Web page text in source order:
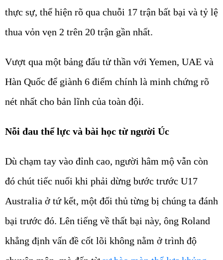
thực sự, thể hiện rõ qua chuỗi 17 trận bất bại và tỷ lệ
thua vỏn vẹn 2 trên 20 trận gần nhất.
Vượt qua một bảng đấu tử thần với Yemen, UAE và
Hàn Quốc để giành 6 điểm chính là minh chứng rõ
nét nhất cho bản lĩnh của toàn đội.
Nỗi đau thể lực và bài học từ người Úc
Dù chạm tay vào đỉnh cao, người hâm mộ vẫn còn
đó chút tiếc nuối khi phải dừng bước trước U17
Australia ở tứ kết, một đối thủ từng bị chúng ta đánh
bại trước đó. Lên tiếng về thất bại này, ông Roland
khẳng định vấn đề cốt lõi không nằm ở trình độ